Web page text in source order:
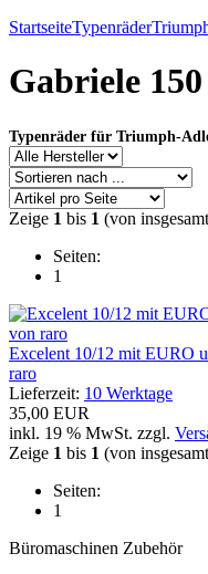
StartseiteTypenräder
Gabriele
Typenräder für Triumph-
Zeige 1 bis 1 (von insgesamt
Seiten:
1
Excelent 10/12 mit EURO
raro
Lieferzeit: 10 Werktage
35,00 EUR
inkl. 19 % MwSt. zzgl.
Zeige 1 bis 1 (von insgesamt
Seiten:
1
Büromaschinen Zubehör